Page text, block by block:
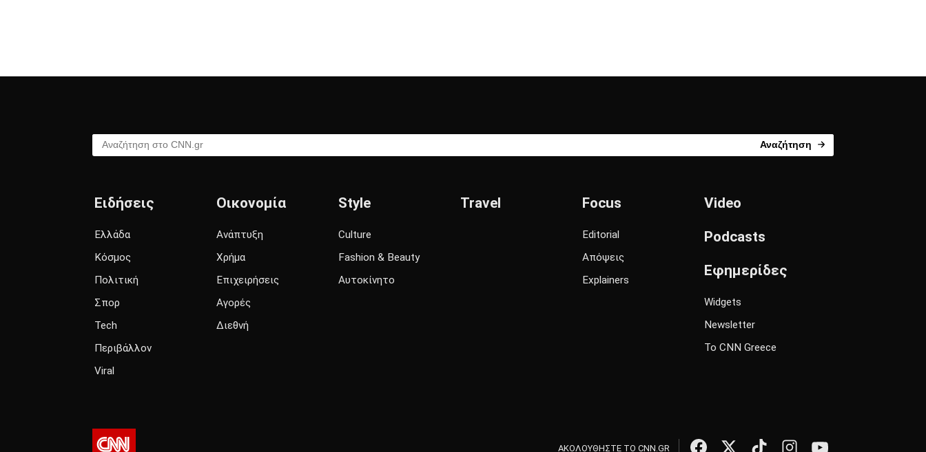
Αναζήτηση στο CNN.gr Αναζήτηση
Ειδήσεις
Ελλάδα
Κόσμος
Πολιτική
Σπορ
Tech
Περιβάλλον
Viral
Οικονομία
Ανάπτυξη
Χρήμα
Επιχειρήσεις
Αγορές
Διεθνή
Style
Culture
Fashion & Beauty
Αυτοκίνητο
Travel Focus
Editorial
Απόψεις
Explainers
Video
Podcasts
Εφημερίδες
Widgets
Newsletter
Το CNN Greece
ΑΚΟΛΟΥΘΗΣΤΕ ΤΟ CNN.GR